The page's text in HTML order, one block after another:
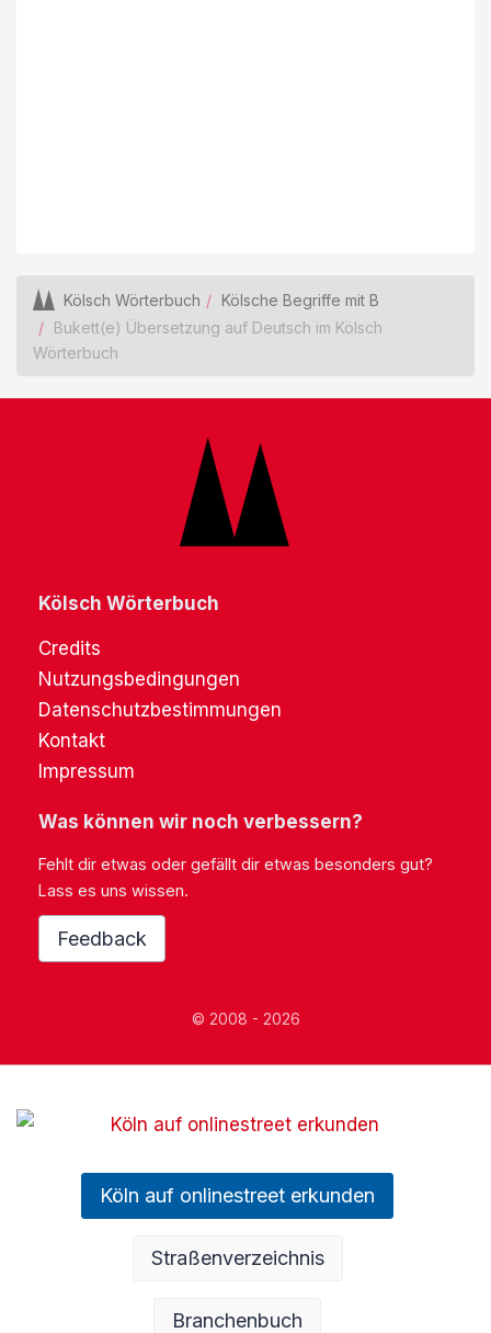
Kölsch Wörterbuch
Kölsche Begriffe mit B
Bukett(e) Übersetzung auf Deutsch im Kölsch
Wörterbuch
Kölsch Wörterbuch
Credits
Nutzungsbedingungen
Datenschutzbestimmungen
Kontakt
Impressum
Was können wir noch verbessern?
Fehlt dir etwas oder gefällt dir etwas besonders gut?
Lass es uns wissen.
Feedback
© 2008 - 2026
Köln auf onlinestreet erkunden
Straßenverzeichnis
Branchenbuch